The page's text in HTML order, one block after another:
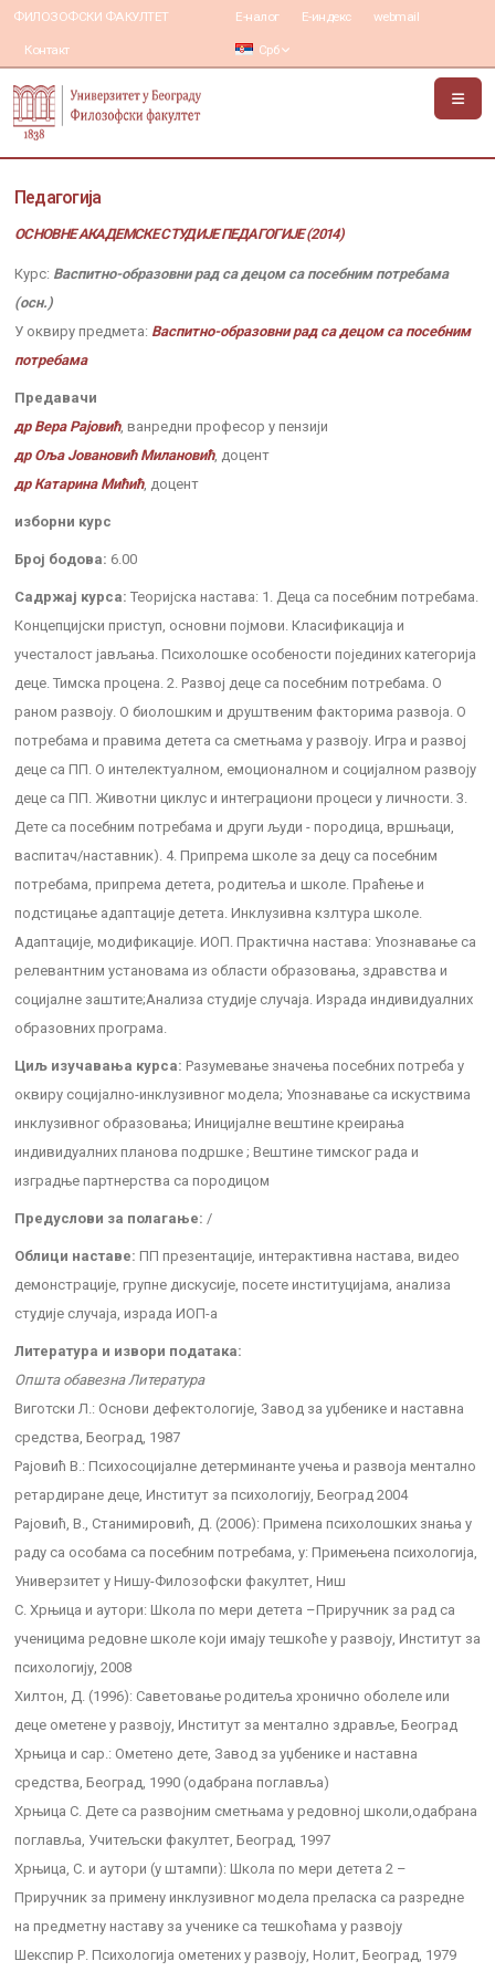
ФИЛОЗОФСКИ ФАКУЛТЕТ
Контакт
Е-налог Е-индекс webmail
Срб
Педагогија
ОСНОВНЕ АКАДЕМСКЕ СТУДИЈЕ ПЕДАГОГИЈЕ (2014)
Курс: Васпитно-образовни рад са децом са посебним потребама
(осн.)
У оквиру предмета: Васпитно-образовни рад са децом са посебним
потребама
Предавачи
др Вера Рајовић, ванредни професор у пензији
др Оља Јовановић Милановић, доцент
др Катарина Мићић, доцент
изборни курс
Број бодова: 6.00
Садржај курса: Теоријска настава: 1. Деца са посебним потребама.
Концепцијски приступ, основни појмови. Класификација и
учесталост јављања. Психолошке особености појединих категорија
деце. Тимска процена. 2. Развој деце са посебним потребама. О
раном развоју. О биолошким и друштвеним факторима развоја. О
потребама и правима детета са сметњама у развоју. Игра и развој
деце са ПП. О интелектуалном, емоционалном и социјалном развоју
деце са ПП. Животни циклус и интеграциони процеси у личности. 3.
Дете са посебним потребама и други људи - породица, вршњаци,
васпитач/наставник). 4. Припрема школе за децу са посебним
потребама, припрема детета, родитеља и школе. Праћење и
подстицање адаптације детета. Инклузивна кзлтура школе.
Адаптације, модификације. ИОП. Практична настава: Упознавање са
релевантним установама из области образовања, здравства и
социјалне заштите;Анализа студије случаја. Израда индивидуалних
образовних програма.
Циљ изучавања курса: Разумевање значења посебних потреба у
оквиру социјално-инклузивног модела; Упознавање са искуствима
инклузивног образовања; Иницијалне вештине креирања
индивидуалних планова подршке ; Вештине тимског рада и
изградње партнерства са породицом
Предуслови за полагање: /
Облици наставе: ПП презентације, интерактивна настава, видео
демонстрације, групне дискусије, посете институцијама, анализа
студије случаја, израда ИОП-а
Литература и извори података:
Општа обавезна Литература
Виготски Л.: Основи дефектологије, Завод за уџбенике и наставна
средства, Београд, 1987
Рајовић В.: Психосоцијалне детерминанте учења и развоја ментално
ретардиране деце, Институт за психологију, Београд 2004
Рајовић, В., Станимировић, Д. (2006): Примена психолошких знања у
раду са особама са посебним потребама, у: Примењена психологија,
Универзитет у Нишу-Филозофски факултет, Ниш
С. Хрњица и аутори: Школа по мери детета –Приручник за рад са
ученицима редовне школе који имају тешкоће у развоју, Институт за
психологију, 2008
Хилтон, Д. (1996): Саветовање родитеља хронично оболеле или
деце ометене у развоју, Институт за ментално здравље, Београд
Хрњица и сар.: Ометено дете, Завод за уџбенике и наставна
средства, Београд, 1990 (одабрана поглавља)
Хрњица С. Дете са развојним сметњама у редовној школи,одабрана
поглавља, Учитељски факултет, Београд, 1997
Хрњица, С. и аутори (у штампи): Школа по мери детета 2 –
Приручник за примену инклузивног модела преласка са разредне
на предметну наставу за ученике са тешкоћама у развоју
Шекспир Р. Психологија ометених у развоју, Нолит, Београд, 1979